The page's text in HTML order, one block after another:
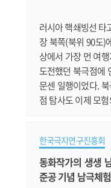
1.......
러시아 핵쇄빙선 타
장 북쪽(북위 90도
상에서 가장 먼 여
도전했던 북극점에
문센 일행이었다.
점 탐사도 이제 모
작가의 여행기를 싣
수(극지방 전문 여
아의 부동항이자
한국극지연구진흥회
동화작가의 생생
준공 기념 남극체